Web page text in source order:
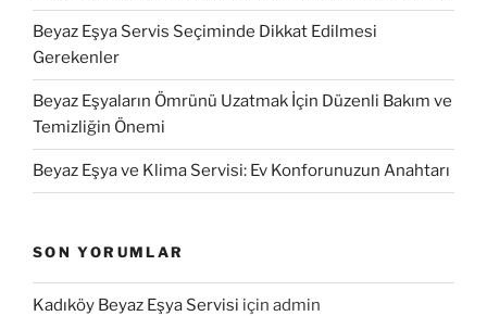
Beyaz Eşya Servis Seçiminde Dikkat Edilmesi
Gerekenler
Beyaz Eşyaların Ömrünü Uzatmak İçin Düzenli Bakım ve
Temizliğin Önemi
Beyaz Eşya ve Klima Servisi: Ev Konforunuzun Anahtarı
SON YORUMLAR
Kadıköy Beyaz Eşya Servisi için admin